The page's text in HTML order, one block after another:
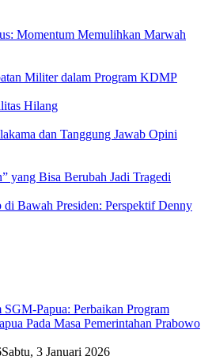
Momentum Memulihkan Marwah
Militer dalam Program KDMP
Hilang
dan Tanggung Jawab Opini
yang Bisa Berubah Jadi Tragedi
di Bawah Presiden: Perspektif Denny
Papua: Perbaikan Program
Pada Masa Pemerintahan Prabowo
Sabtu, 3 Januari 2026